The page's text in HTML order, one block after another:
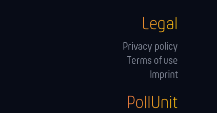
Legal
Privacy policy
Terms of use
Imprint
PollUnit